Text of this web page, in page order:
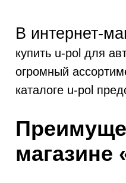
В интернет-
купить u-pol для
огромный
каталоге u-pol
магазине